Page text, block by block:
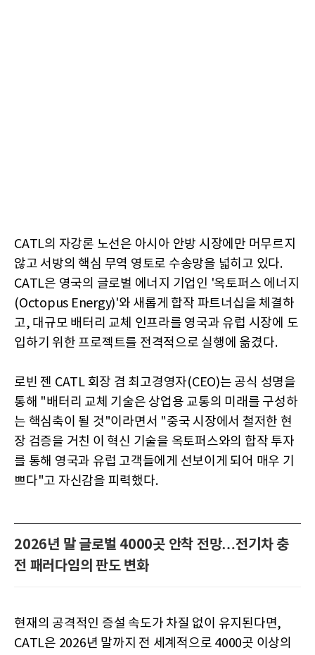
CATL의 자강론 노선은 아시아 안방 시장에만 머무르지
않고 서방의 핵심 무역 영토로 수송망을 넓히고 있다.
CATL은 영국의 글로벌 에너지 기업인 '옥토퍼스 에너지
(Octopus Energy)'와 새롭게 합작 파트너십을 체결하
고, 대규모 배터리 교체 인프라를 영국과 유럽 시장에 도
입하기 위한 프로젝트를 전격적으로 실행에 옮겼다.
로빈 젠 CATL 회장 겸 최고경영자(CEO)는 공식 성명을
통해 "배터리 교체 기술은 상업용 교통의 미래를 구성하
는 핵심축이 될 것"이라면서 "중국 시장에서 철저한 현
장 검증을 거친 이 혁신 기술을 옥토퍼스와의 합작 투자
를 통해 영국과 유럽 고객들에게 선보이게 되어 매우 기
쁘다"고 자신감을 피력했다.
2026년 말 글로벌 4000곳 안착 전망…전기차 충
전 패러다임의 판도 변화
현재의 공격적인 증설 속도가 차질 없이 유지된다면,
CATL은 2026년 말까지 전 세계적으로 4000곳 이상의